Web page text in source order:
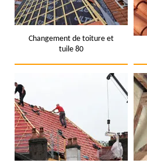
Changement de toiture et
tuile 80